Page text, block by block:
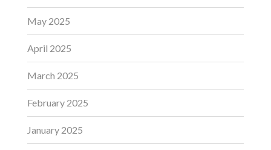
May 2025
April 2025
March 2025
February 2025
January 2025